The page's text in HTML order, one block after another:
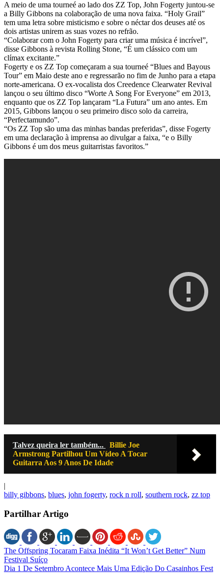
A meio de uma tourneé ao lado dos ZZ Top, John Fogerty juntou-se
a Billy Gibbons na colaboração de uma nova faixa. “Holy Grail”
tem uma letra sobre misticismo e sobre o néctar dos deuses até os
dois artistas unirem as suas vozes no refrão.
“Colaborar com o John Fogerty para criar uma música é incrível”,
disse Gibbons à revista Rolling Stone, “É um clássico com um
clímax excitante.”
Fogerty e os ZZ Top começaram a sua tourneé “Blues and Bayous
Tour” em Maio deste ano e regressarão no fim de Junho para a etapa
norte-americana. O ex-vocalista dos Creedence Clearwater Revival
lançou o seu último disco “Worte A Song For Everyone” em 2013,
enquanto que os ZZ Top lançaram “La Futura” um ano antes. Em
2015, Gibbons lançou o seu primeiro disco solo da carreira,
“Perfectamundo”.
“Os ZZ Top são uma das minhas bandas preferidas”, disse Fogerty
em uma declaração à imprensa ao divulgar a faixa, “e o Billy
Gibbons é um dos meus guitarristas favoritos.”
Talvez queira ler também...
Billie Joe
Armstrong Partilhou Um Vídeo A Tocar
Guitarra Aos 9 Anos De Idade
|
billy gibbons, blues, john fogerty, rock n roll, southern rock, zz top
Partilhar Artigo
The Offspring Tocaram Faixa Inédita “It Won’t Get Better” Num
Festival Suíço
Dia 1 De Setembro Acontece Mais Uma Edição Do Casainhos Fest